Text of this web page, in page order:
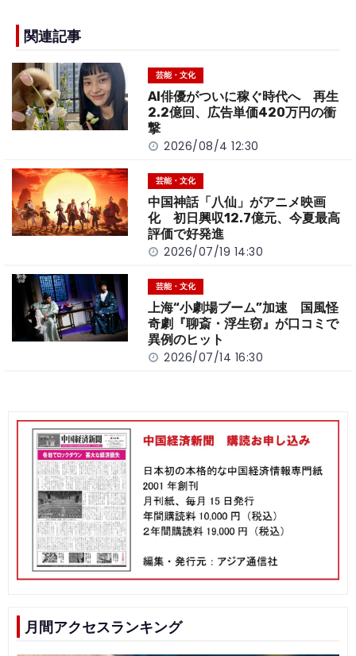
e
b
o
o
k
n
k
関連記事
芸能・文化
AI俳優がついに稼ぐ時代へ 再生
2.2億回、広告単価420万円の衝
撃
2026/08/4 12:30
芸能・文化
中国神話「八仙」がアニメ映画
化 初日興収12.7億元、今夏最高
評価で好発進
2026/07/19 14:30
芸能・文化
上海“小劇場ブーム”加速 国風怪
奇劇『聊斎・浮生窃』が口コミで
異例のヒット
2026/07/14 16:30
月間アクセスランキング